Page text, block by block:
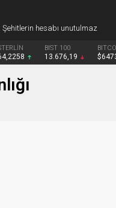
Şehitlerin hesabı unutulmaz
BIST 100
13.676,19